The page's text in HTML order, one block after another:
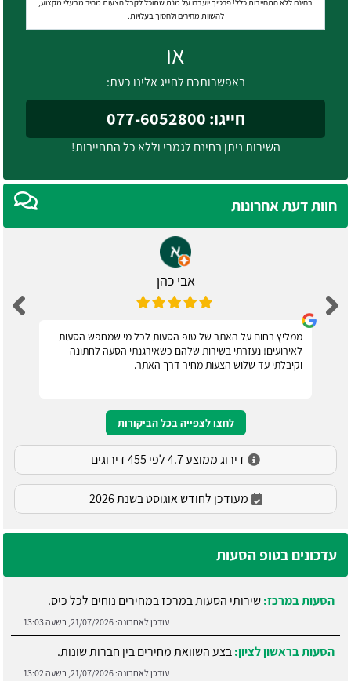
בחינם ללא התחייבות כלל! פרטיך יועברו על מנת שתוכל לקבל הצעות מחיר מבעלי מקצוע,
להשוות מחירים ולחסוך בעלויות.
או
באפשרותכם לחייג אלינו כעת:
חייגו: 077-6052800
השירות ניתן בחינם לגמרי וללא כל התחייבות!
חוות דעת אחרונות
אבי כהן
ממליץ בחום על האתר של טופ הסעות לכל מי שמחפש הסעות
לאירועים! נעזרתי בשירות שלהם כשאירגנתי הסעה לחתונה
וקיבלתי עד שלוש הצעות מחיר דרך האתר.
לחצו לצפייה בכל הביקורות
דירוג ממוצע 4.7 לפי 455 דירוגים
מעודכן לחודש אוגוסט בשנת 2026
עדכונים בטופ הסעות
הסעות במרכז:שירותי הסעות במרכז במחירים נוחים לכל כיס.
עודכן לאחרונה: 21/07/2026, בשעה 13:03
הסעות בראשון לציון:בצע השוואת מחירים בין חברות שונות.
עודכן לאחרונה: 21/07/2026, בשעה 13:02